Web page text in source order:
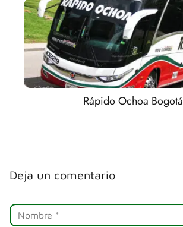
Rápido Ochoa Bogotá
Deja un comentario